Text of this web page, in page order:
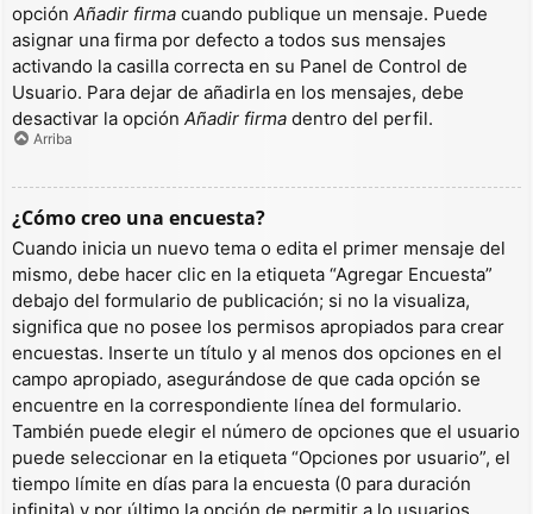
opción Añadir firma cuando publique un mensaje. Puede
asignar una firma por defecto a todos sus mensajes
activando la casilla correcta en su Panel de Control de
Usuario. Para dejar de añadirla en los mensajes, debe
desactivar la opción Añadir firma dentro del perfil.
Arriba
¿Cómo creo una encuesta?
Cuando inicia un nuevo tema o edita el primer mensaje del
mismo, debe hacer clic en la etiqueta “Agregar Encuesta”
debajo del formulario de publicación; si no la visualiza,
significa que no posee los permisos apropiados para crear
encuestas. Inserte un título y al menos dos opciones en el
campo apropiado, asegurándose de que cada opción se
encuentre en la correspondiente línea del formulario.
También puede elegir el número de opciones que el usuario
puede seleccionar en la etiqueta “Opciones por usuario”, el
tiempo límite en días para la encuesta (0 para duración